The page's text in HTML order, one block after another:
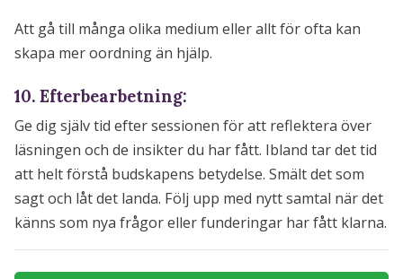
Att gå till många olika medium eller allt för ofta kan
skapa mer oordning än hjälp.
10. Efterbearbetning:
Ge dig själv tid efter sessionen för att reflektera över
läsningen och de insikter du har fått. Ibland tar det tid
att helt förstå budskapens betydelse. Smält det som
sagt och låt det landa. Följ upp med nytt samtal när det
känns som nya frågor eller funderingar har fått klarna.